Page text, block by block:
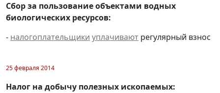
Сбор за пользование объектами водных
биологических ресурсов:
- налогоплательщики уплачивают регулярный взнос
25 февраля 2014
Налог на добычу полезных ископаемых: